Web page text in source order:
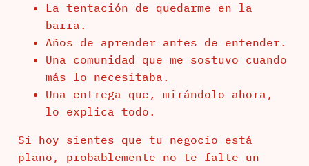
La tentación de quedarme en la
barra.
Años de aprender antes de entender.
Una comunidad que me sostuvo cuando
más lo necesitaba.
Una entrega que, mirándolo ahora,
lo explica todo.
Si hoy sientes que tu negocio está
plano, probablemente no te falte un